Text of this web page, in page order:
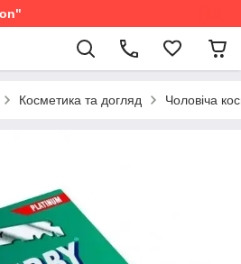
Косметика та догляд Чоловіча